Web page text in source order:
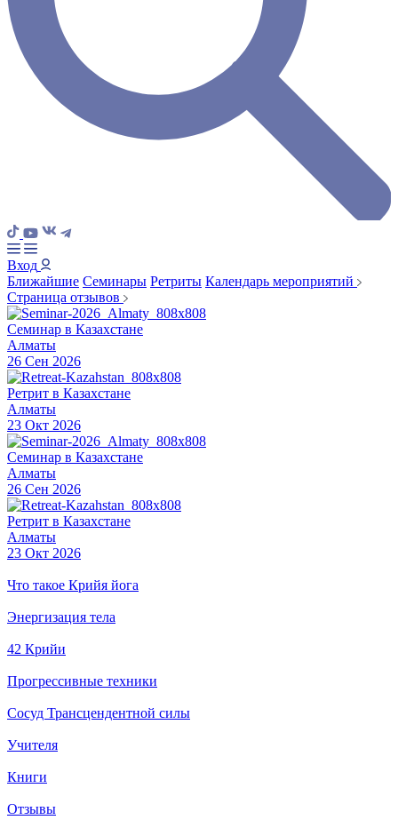
Вход
Ближайшие Семинары Ретриты Календарь мероприятий
Страница отзывов
Семинар в Казахстане
Алматы
26 Сен 2026
Ретрит в Казахстане
Алматы
23 Окт 2026
Семинар в Казахстане
Алматы
26 Сен 2026
Ретрит в Казахстане
Алматы
23 Окт 2026
Что такое Крийя йога
Энергизация тела
42 Крийи
Прогрессивные техники
Сосуд Трансцендентной силы
Учителя
Книги
Отзывы